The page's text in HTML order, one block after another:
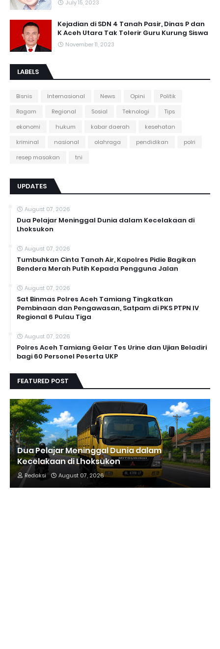
July 15, 2023
Kejadian di SDN 4 Tanah Pasir, Dinas P dan
K Aceh Utara Tak Tolerir Guru Kurung Siswa
November 11, 2023
LABELS
Bisnis Internasional News Opini
Politik
Ragam
Regional Sosial Teknologi
Tips
ekonomi
hukum kabar daerah
kesehatan
kriminal
nasional olahraga pendidikan
polri
resep masakan
tni
UPDATES
August 07, 2026
Dua Pelajar Meninggal Dunia dalam Kecelakaan di
Lhoksukon
August 07, 2026
Tumbuhkan Cinta Tanah Air, Kapolres Pidie Bagikan
Bendera Merah Putih Kepada Pengguna Jalan ‎
August 07, 2026
Sat Binmas Polres Aceh Tamiang Tingkatkan
Pembinaan dan Pengawasan, Satpam di PKS PTPN IV
Regional 6 Pulau Tiga
August 07, 2026
Polres Aceh Tamiang Gelar Tes Urine dan Ujian Beladiri
bagi 60 Personel Peserta UKP
FEATURED POST
Dua Pelajar Meninggal Dunia dalam
Kecelakaan di Lhoksukon
Redaksi August 07, 2026